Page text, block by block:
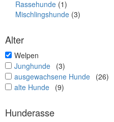
Rassehunde (1)
Mischlingshunde (3)
Alter
undefined
Welpen
undefined
Junghunde (3)
undefined
ausgewachsene Hunde (26)
undefined
alte Hunde (9)
Hunderasse